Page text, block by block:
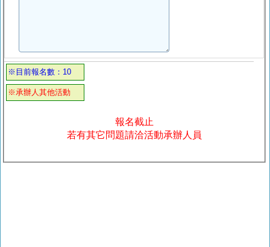
※目前報名數：10
※承辦人其他活動
報名截止
若有其它問題請洽活動承辦人員